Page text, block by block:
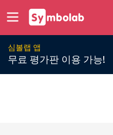
심볼랩 앱
무료 평가판 이용 가능!